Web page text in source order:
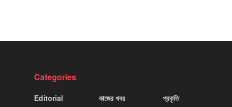
Categories
Editorial
কাজের খবর
প্রকৃতি